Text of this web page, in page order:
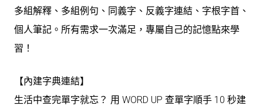
多組解釋、多組例句、同義字、反義字連結、字根字首、
個人筆記。所有需求一次滿足，專屬自己的記憶點來學
習！
【內建字典連結】
生活中查完單字就忘？ 用 WORD UP 查單字順手 10 秒建